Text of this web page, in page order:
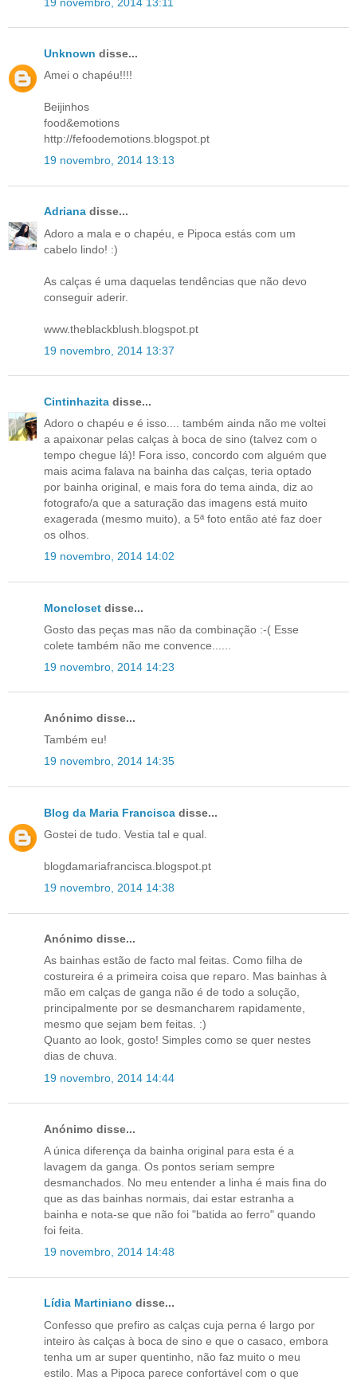
Unknown disse...
Amei o chapéu!!!!
Beijinhos
food&emotions
http://fefoodemotions.blogspot.pt
19 novembro, 2014 13:13
Adriana disse...
Adoro a mala e o chapéu, e Pipoca estás com um
cabelo lindo! :)
As calças é uma daquelas tendências que não devo
conseguir aderir.
www.theblackblush.blogspot.pt
19 novembro, 2014 13:37
Cintinhazita disse...
Adoro o chapéu e é isso.... também ainda não me voltei
a apaixonar pelas calças à boca de sino (talvez com o
tempo chegue lá)! Fora isso, concordo com alguém que
mais acima falava na bainha das calças, teria optado
por bainha original, e mais fora do tema ainda, diz ao
fotografo/a que a saturação das imagens está muito
exagerada (mesmo muito), a 5ª foto então até faz doer
os olhos.
19 novembro, 2014 14:02
Moncloset disse...
Gosto das peças mas não da combinação :-( Esse
colete também não me convence......
19 novembro, 2014 14:23
Anónimo disse...
Também eu!
19 novembro, 2014 14:35
Blog da Maria Francisca disse...
Gostei de tudo. Vestia tal e qual.
blogdamariafrancisca.blogspot.pt
19 novembro, 2014 14:38
Anónimo disse...
As bainhas estão de facto mal feitas. Como filha de
costureira é a primeira coisa que reparo. Mas bainhas à
mão em calças de ganga não é de todo a solução,
principalmente por se desmancharem rapidamente,
mesmo que sejam bem feitas. :)
Quanto ao look, gosto! Simples como se quer nestes
dias de chuva.
19 novembro, 2014 14:44
Anónimo disse...
A única diferença da bainha original para esta é a
lavagem da ganga. Os pontos seriam sempre
desmanchados. No meu entender a linha é mais fina do
que as das bainhas normais, dai estar estranha a
bainha e nota-se que não foi "batida ao ferro" quando
foi feita.
19 novembro, 2014 14:48
Lídia Martiniano disse...
Confesso que prefiro as calças cuja perna é largo por
inteiro às calças à boca de sino e que o casaco, embora
tenha um ar super quentinho, não faz muito o meu
estilo. Mas a Pipoca parece confortável com o que